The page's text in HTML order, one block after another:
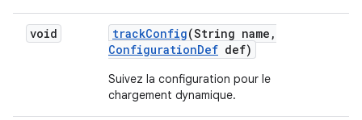
void trackConfig(String name ,
ConfigurationDef def)
Suivez la configuration pour le
chargement dynamique.